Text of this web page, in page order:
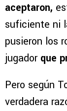
aceptaron,
suficiente ni
pusieron los
jugador que
Pero según
verdadera